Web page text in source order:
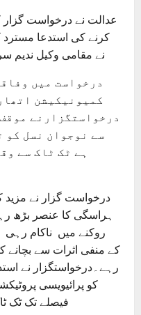
عدالت نے درخواست
کرنے کی استدعا
نے مقامی وکیل
درخواست میں
کمیونیکیشن
درخواستگزارنے
سے نوجوان نسل کو
ہے ٹک ٹاک سے
درخواست گزار نے مزید
ہراسگی کا عنصر بڑھ
روکنے میں ناکام
کے منفی اثرات سے بچانے
رہے۔درخواستگزار نے
کو پرائیویسی
فیصلے تک ٹک